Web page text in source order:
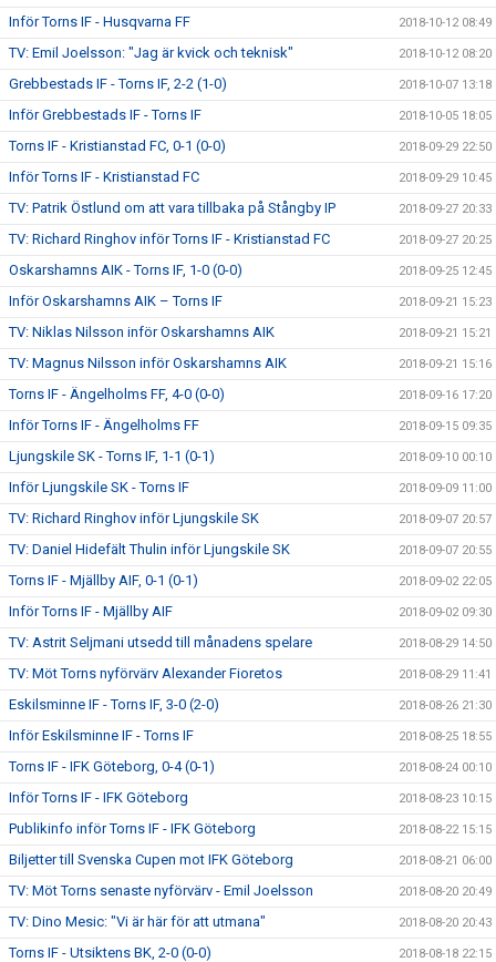
Inför Torns IF - Husqvarna FF 2018-10-12 08:49
TV: Emil Joelsson: "Jag är kvick och teknisk" 2018-10-12 08:20
Grebbestads IF - Torns IF, 2-2 (1-0) 2018-10-07 13:18
Inför Grebbestads IF - Torns IF 2018-10-05 18:05
Torns IF - Kristianstad FC, 0-1 (0-0) 2018-09-29 22:50
Inför Torns IF - Kristianstad FC 2018-09-29 10:45
TV: Patrik Östlund om att vara tillbaka på Stångby IP 2018-09-27 20:33
TV: Richard Ringhov inför Torns IF - Kristianstad FC 2018-09-27 20:25
Oskarshamns AIK - Torns IF, 1-0 (0-0) 2018-09-25 12:45
Inför Oskarshamns AIK – Torns IF 2018-09-21 15:23
TV: Niklas Nilsson inför Oskarshamns AIK 2018-09-21 15:21
TV: Magnus Nilsson inför Oskarshamns AIK 2018-09-21 15:16
Torns IF - Ängelholms FF, 4-0 (0-0) 2018-09-16 17:20
Inför Torns IF - Ängelholms FF 2018-09-15 09:35
Ljungskile SK - Torns IF, 1-1 (0-1) 2018-09-10 00:10
Inför Ljungskile SK - Torns IF 2018-09-09 11:00
TV: Richard Ringhov inför Ljungskile SK 2018-09-07 20:57
TV: Daniel Hidefält Thulin inför Ljungskile SK 2018-09-07 20:55
Torns IF - Mjällby AIF, 0-1 (0-1) 2018-09-02 22:05
Inför Torns IF - Mjällby AIF 2018-09-02 09:30
TV: Astrit Seljmani utsedd till månadens spelare 2018-08-29 14:50
TV: Möt Torns nyförvärv Alexander Fioretos 2018-08-29 11:41
Eskilsminne IF - Torns IF, 3-0 (2-0) 2018-08-26 21:30
Inför Eskilsminne IF - Torns IF 2018-08-25 18:55
Torns IF - IFK Göteborg, 0-4 (0-1) 2018-08-24 00:10
Inför Torns IF - IFK Göteborg 2018-08-23 10:15
Publikinfo inför Torns IF - IFK Göteborg 2018-08-22 15:15
Biljetter till Svenska Cupen mot IFK Göteborg 2018-08-21 06:00
TV: Möt Torns senaste nyförvärv - Emil Joelsson 2018-08-20 20:49
TV: Dino Mesic: "Vi är här för att utmana" 2018-08-20 20:43
Torns IF - Utsiktens BK, 2-0 (0-0) 2018-08-18 22:15